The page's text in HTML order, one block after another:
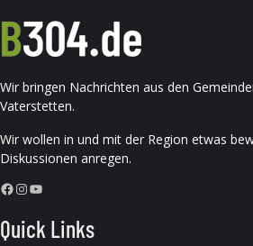
Wir bringen Nachrichten aus den
Vaterstetten.
Wir wollen in und mit der Region etwas
Diskussionen anregen.
Facebook InstagramYouTube
Quick Links